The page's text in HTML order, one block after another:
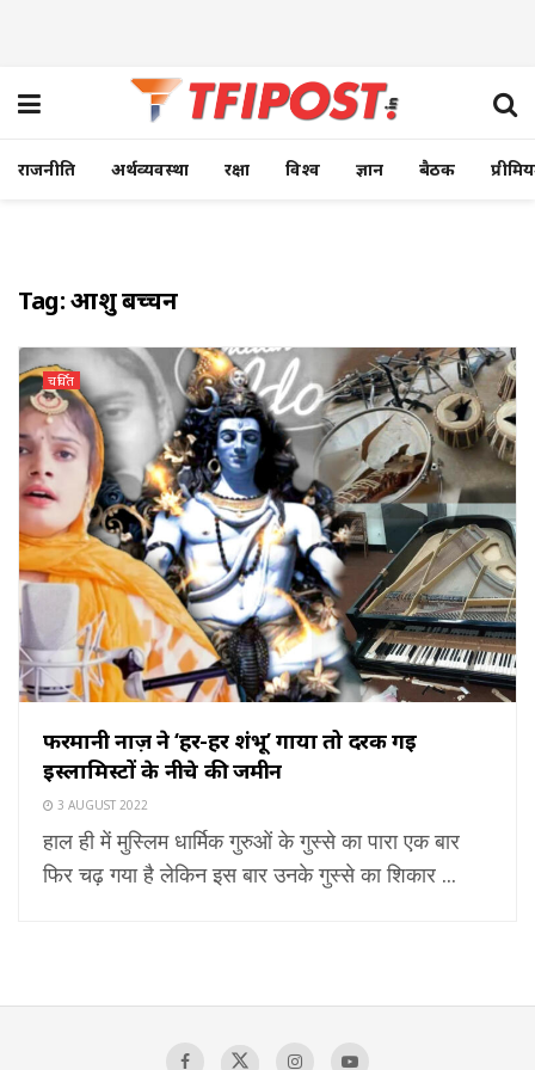
राजनीति अर्थव्यवस्था रक्षा विश्व ज्ञान बैठक
Tag:आशु बच्चन
चर्चित
फरमानी नाज़ ने ‘हर-हर शंभू’ गाया तो दरक गई
इस्लामिस्टों के नीचे की जमीन
3 AUGUST 2022
हाल ही में मुस्लिम धार्मिक गुरुओं के गुस्से का पारा एक बार
फिर चढ़ गया है लेकिन इस बार उनके गुस्से का शिकार ...